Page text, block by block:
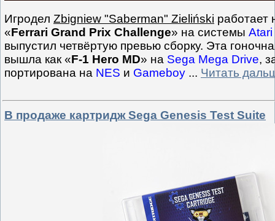
Игродел Zbigniew "Saberman" Zieliński работает
«Ferrari Grand Prix Challenge» на системы
выпустил четвёртую превью сборку. Эта
вышла как «F-1 Hero MD» на Sega Mega Drive,
портирована на NES и Gameboy ... Читать
В продаже картридж Sega Genesis Test Suite